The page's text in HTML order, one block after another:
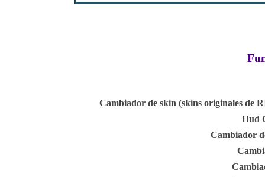
Cambiador de skin (skins originales de
Hud
Cambiador